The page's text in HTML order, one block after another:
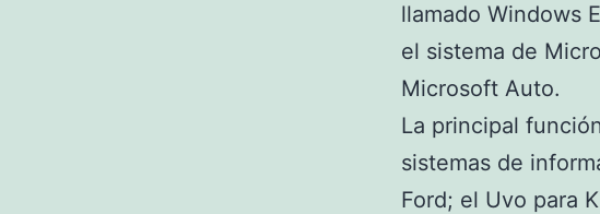
llamado Windows
el sistema de
Microsoft Auto.
La principal
sistemas de
Ford; el Uvo para